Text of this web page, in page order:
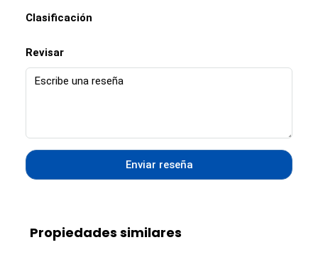
Clasificación
Revisar
Enviar reseña
Propiedades similares